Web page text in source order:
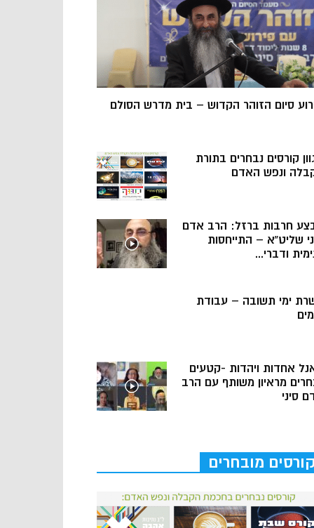
סיום הזוהר הקדוש – בית מדרש הסולם
קורסים נבחרים בתורת
ונפש האדם
חרבות ברזל: הרב אדם
שליט”א – התייחסות
ודברי...
ימי תשובה – עבודת
אחדות ויהדות -קטעים
מראיון משותף עם הרב
סיני
קורסים מובחרים